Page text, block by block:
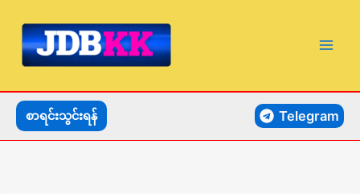
content
စာရင်းသွင်းရန် Telegram